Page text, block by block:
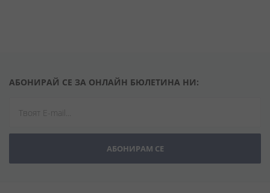
АБОНИРАЙ СЕ ЗА ОНЛАЙН БЮЛЕТИНА НИ:
АБОНИРАМ СЕ